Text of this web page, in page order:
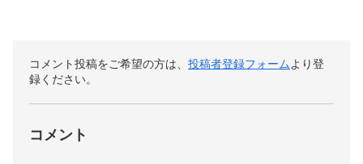
コメント投稿をご希望の方は、 投稿者登録フォーム より登
録ください。
コメント